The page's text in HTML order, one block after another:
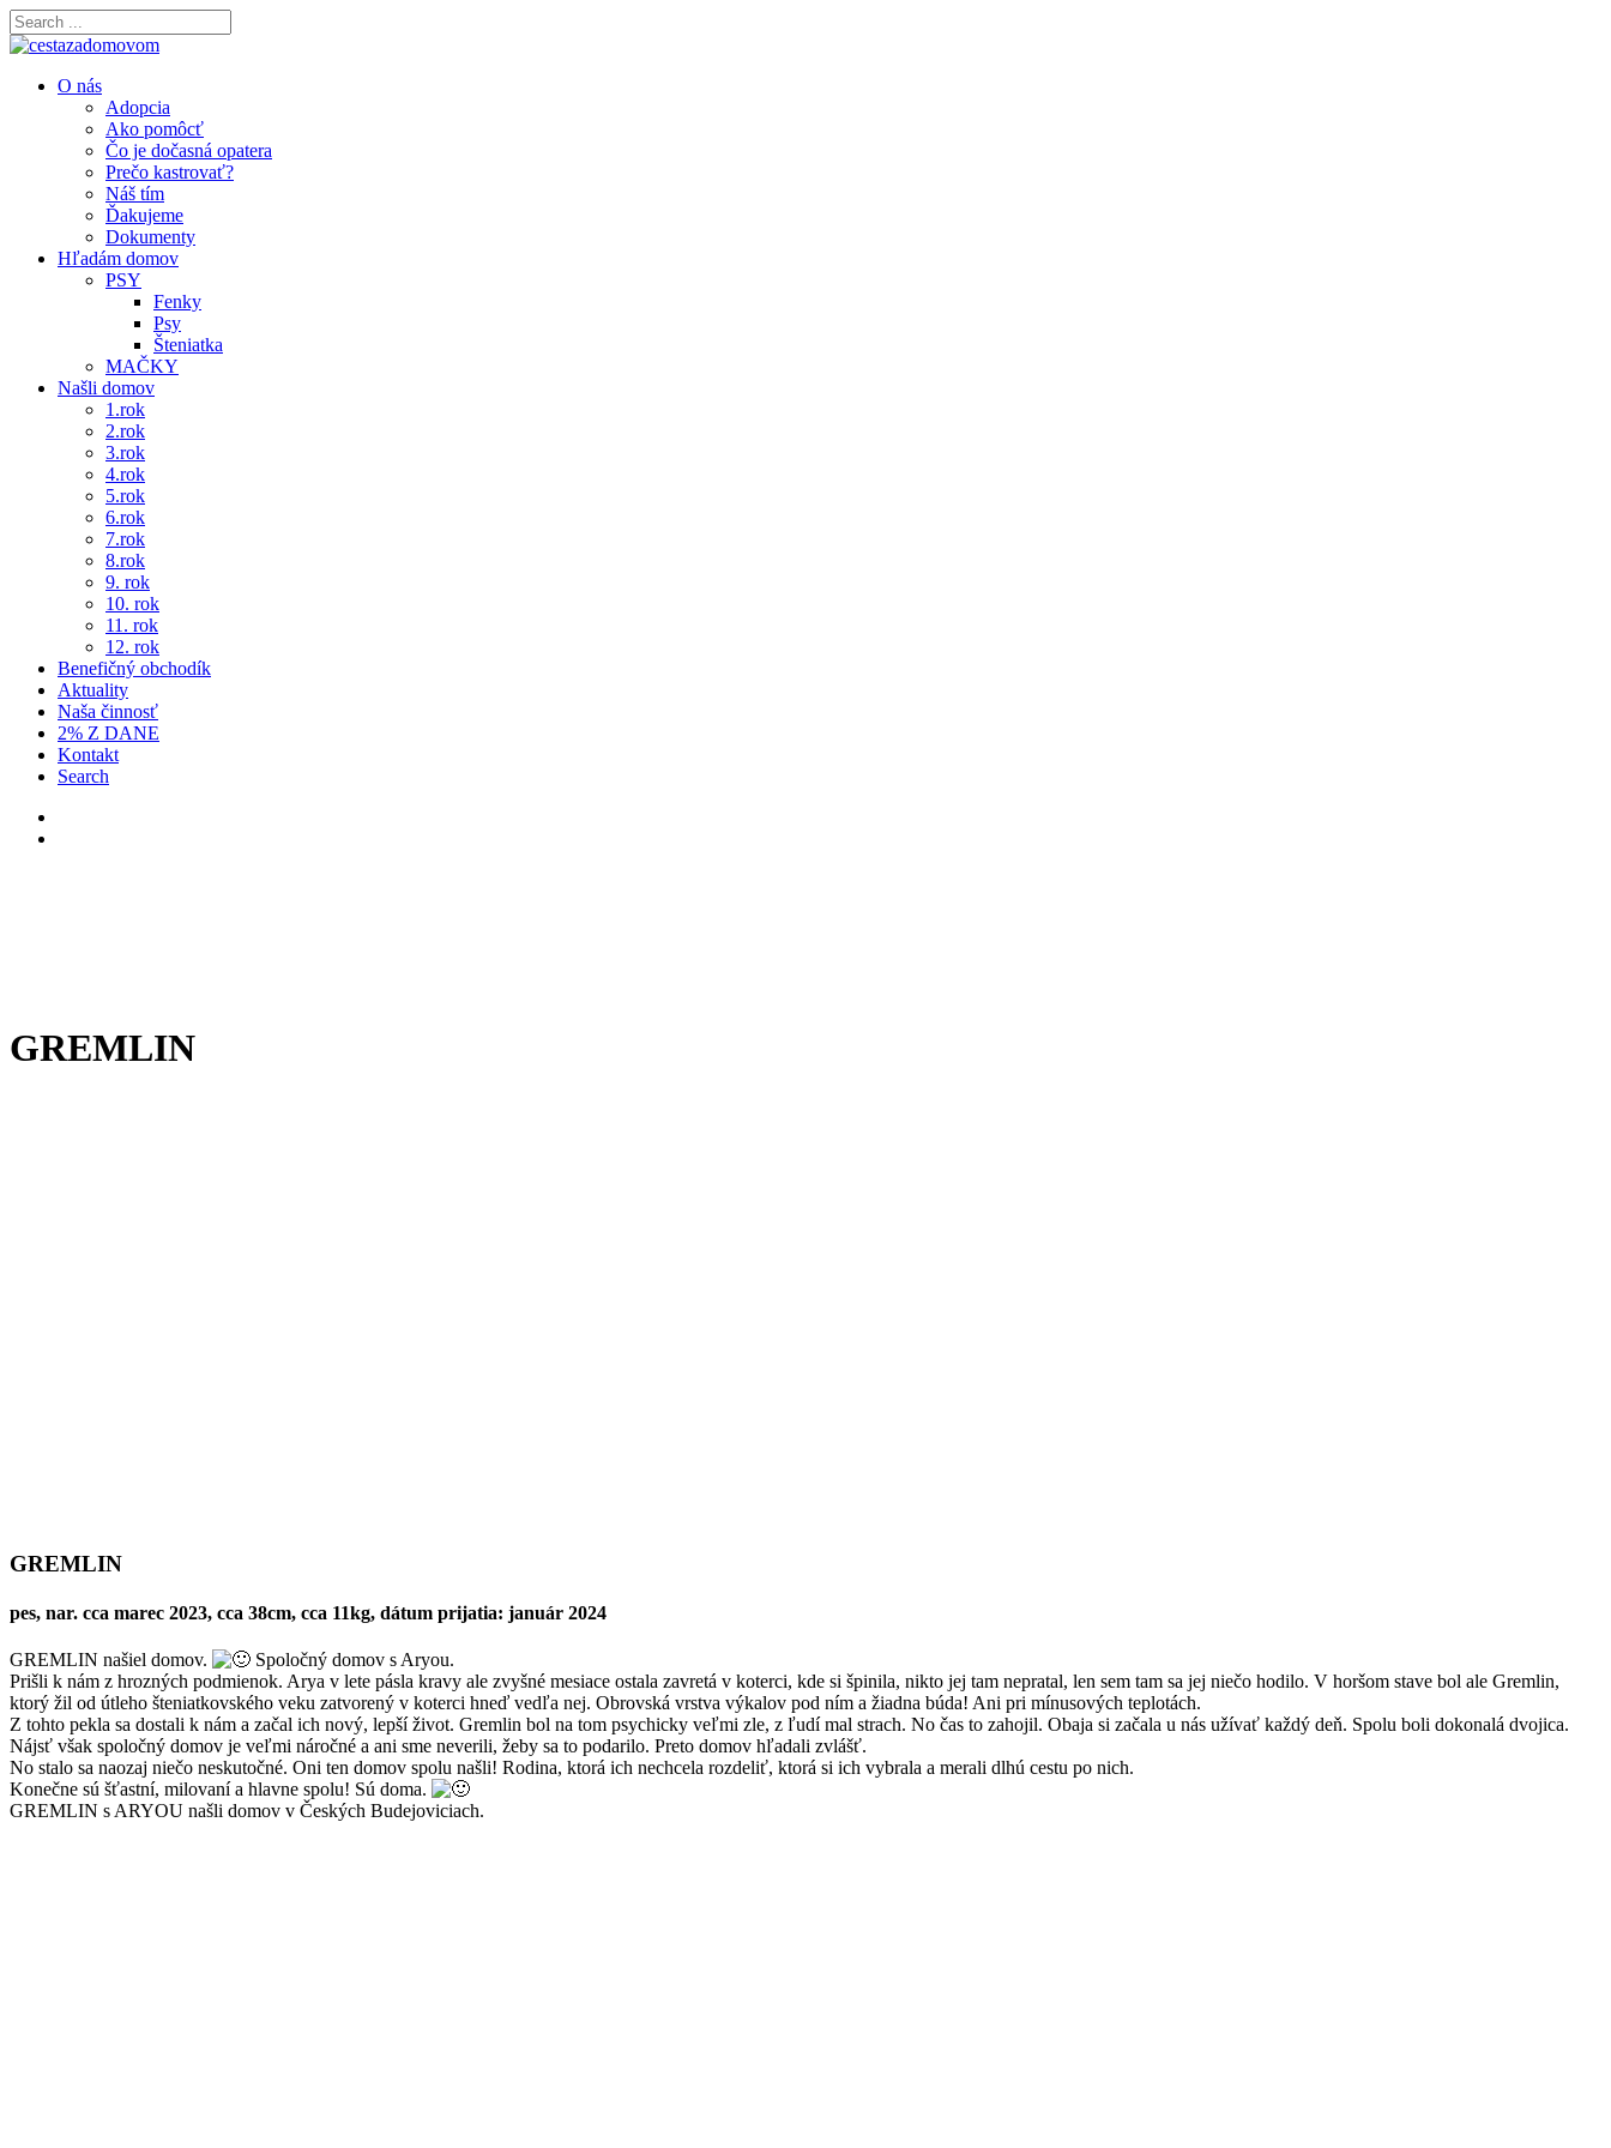
O nás
Adopcia
Ako pomôcť
Čo je dočasná opatera
Prečo kastrovať?
Náš tím
Ďakujeme
Dokumenty
Hľadám domov
PSY
Fenky
Psy
Šteniatka
MAČKY
Našli domov
1.rok
2.rok
3.rok
4.rok
5.rok
6.rok
7.rok
8.rok
9. rok
10. rok
11. rok
12. rok
Benefičný obchodík
Aktuality
Naša činnosť
2% Z DANE
Kontakt
Search
GREMLIN
GREMLIN
pes, nar. cca marec 2023, cca 38cm, cca 11kg, dátum prijatia: január 2024
GREMLIN našiel domov.
Spoločný domov s Aryou.
Prišli k nám z hrozných podmienok. Arya v lete pásla kravy ale zvyšné mesiace ostala zavretá v koterci, kde si špinila, nikto jej tam nepratal, len sem tam sa jej niečo hodilo. V horšom stave bol ale Gremlin,
ktorý žil od útleho šteniatkovského veku zatvorený v koterci hneď vedľa nej. Obrovská vrstva výkalov pod ním a žiadna búda! Ani pri mínusových teplotách.
Z tohto pekla sa dostali k nám a začal ich nový, lepší život. Gremlin bol na tom psychicky veľmi zle, z ľudí mal strach. No čas to zahojil. Obaja si začala u nás užívať každý deň. Spolu boli dokonalá dvojica.
Nájsť však spoločný domov je veľmi náročné a ani sme neverili, žeby sa to podarilo. Preto domov hľadali zvlášť.
No stalo sa naozaj niečo neskutočné. Oni ten domov spolu našli! Rodina, ktorá ich nechcela rozdeliť, ktorá si ich vybrala a merali dlhú cestu po nich.
Konečne sú šťastní, milovaní a hlavne spolu! Sú doma.
GREMLIN s ARYOU našli domov v Českých Budejoviciach.